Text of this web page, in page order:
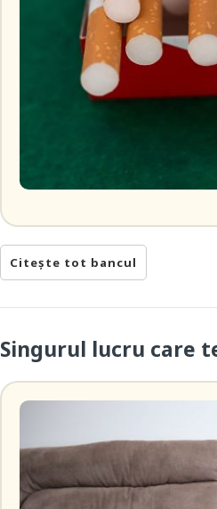
Citește tot bancul
Singurul lucru care